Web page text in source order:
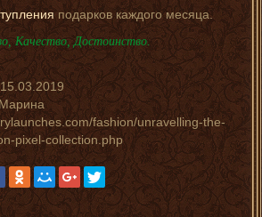
подарков каждого месяца.
Качество, Достоинство.
15.03.2019
fashion/unravelling-the-
pixel-collection.php